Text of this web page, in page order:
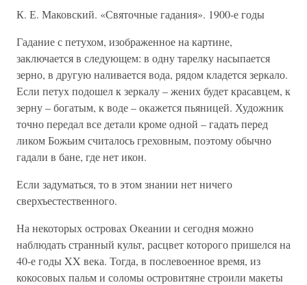
К. Е. Маковский. «Святочные гадания». 1900-е годы
Гадание с петухом, изображенное на картине,
заключается в следующем: в одну тарелку насыпается
зерно, в другую наливается вода, рядом кладется зеркало.
Если петух подошел к зеркалу – жених будет красавцем, к
зерну – богатым, к воде – окажется пьяницей. Художник
точно передал все детали кроме одной – гадать перед
ликом Божьим считалось греховным, поэтому обычно
гадали в бане, где нет икон.
Если задуматься, то в этом знании нет ничего
сверхъестественного.
На некоторых островах Океании и сегодня можно
наблюдать странный культ, расцвет которого пришелся на
40-е годы XX века. Тогда, в послевоенное время, из
кокосовых пальм и соломы островитяне строили макеты